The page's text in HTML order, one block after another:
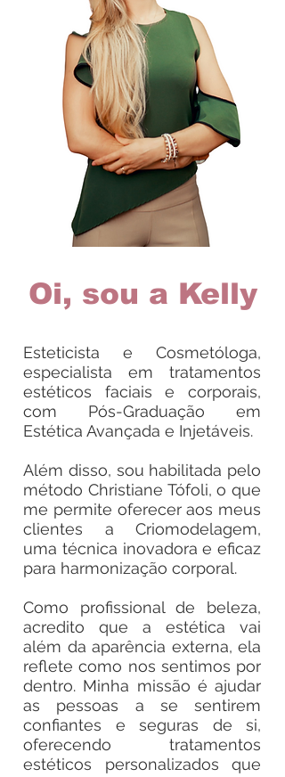
Oi, sou a Kelly
Esteticista e Cosmetóloga,
especialista em tratamentos
estéticos faciais e corporais,
com Pós-Graduação em
Estética Avançada e Injetáveis.
Além disso, sou habilitada pelo
método Christiane Tófoli, o que
me permite oferecer aos meus
clientes a Criomodelagem,
uma técnica inovadora e eficaz
para harmonização corporal.
Como profissional de beleza,
acredito que a estética vai
além da aparência externa, ela
reflete como nos sentimos por
dentro. Minha missão é ajudar
as pessoas a se sentirem
confiantes e seguras de si,
oferecendo tratamentos
estéticos personalizados que